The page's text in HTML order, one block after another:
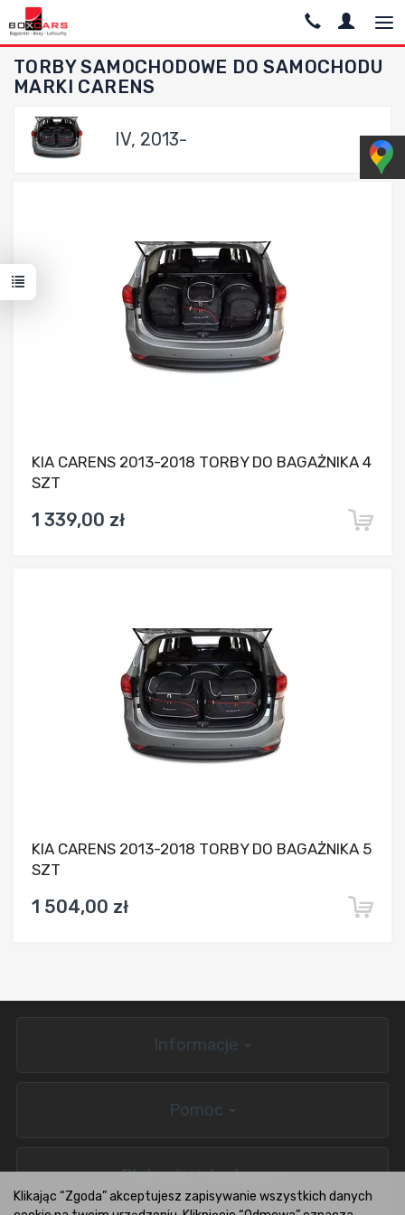
TORBY SAMOCHODOWE DO SAMOCHODU
MARKI CARENS
IV, 2013-
KIA CARENS 2013-2018 TORBY DO BAGAŻNIKA 4
SZT
1 339,00 zł
KIA CARENS 2013-2018 TORBY DO BAGAŻNIKA 5
SZT
1 504,00 zł
Informacje
Pomoc
Płatności i dostawa
Klikając “Zgoda” akceptujesz zapisywanie wszystkich danych